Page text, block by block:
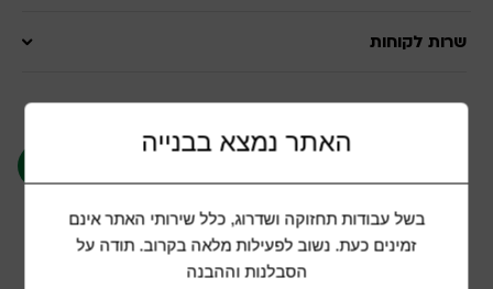
שרות לקוחות
הצטרפות למועדון לקוחות
אני מאשר/ת קבלת תוכן שיווקי ופרסומי בשליחת
כתובת מייל זו
האתר נמצא בבנייה
בשל עבודות תחזוקה ושדרוג, כלל שירותי האתר אינם
זמינים כעת. נשוב לפעילות מלאה בקרוב. תודה על
הסבלנות וההבנה